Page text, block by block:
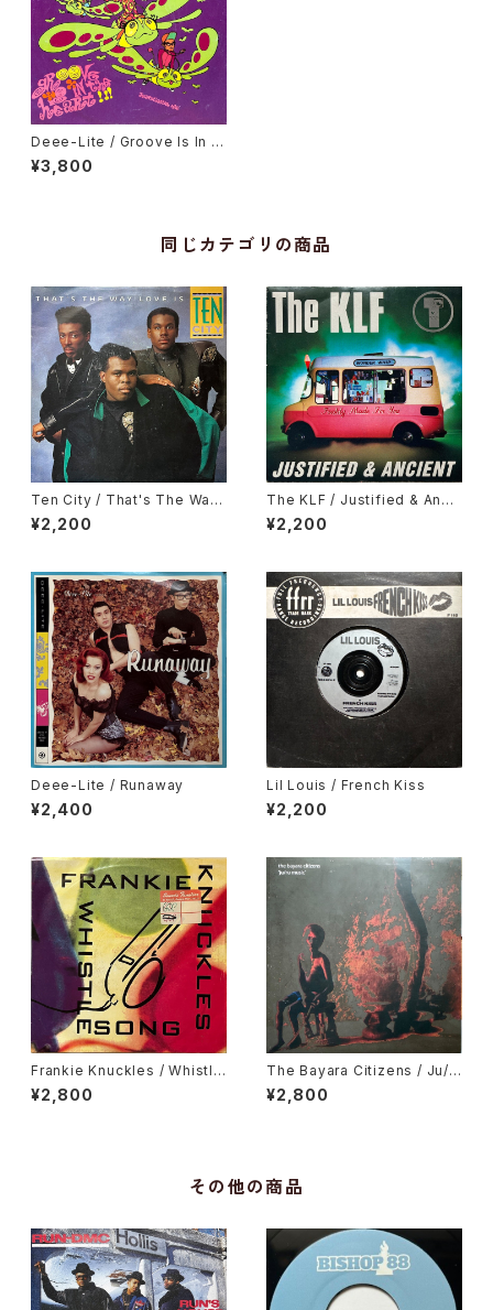
Deee-Lite / Groove Is In T
he Heart
¥3,800
同じカテゴリの商品
Ten City / That's The Way
Love Is
¥2,200
The KLF / Justified & Anci
ent
¥2,200
Deee-Lite / Runaway
¥2,400
Lil Louis / French Kiss
¥2,200
Frankie Knuckles / Whistle
Song
¥2,800
The Bayara Citizens / Ju/R
u Music
¥2,800
その他の商品